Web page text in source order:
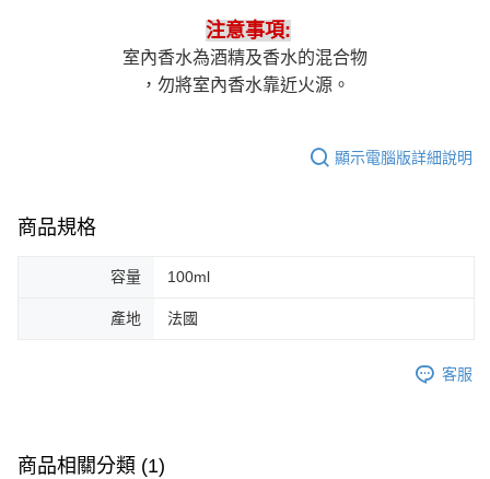
注意事項:
室內香水為酒精及香水的混合物
，勿將室內香水靠近火源。
顯示電腦版詳細說明
商品規格
容量 100ml
產地 法國
客服
商品相關分類 (1)